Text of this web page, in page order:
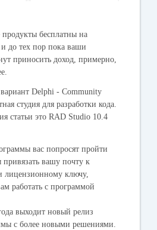
бесплатны на
до тех пор пока ваши
приносить доход, примерно,
Delphi - Community
студия для разработки кода.
статьи это RAD Studio 10.4
вас попросят пройти
вашу почту к
лицензионному ключу,
работать с программой
выходит новый релиз
с более новыми решениями.